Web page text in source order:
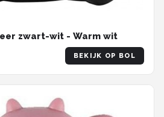
zwart-wit - Warm wit
BEKIJK OP BOL